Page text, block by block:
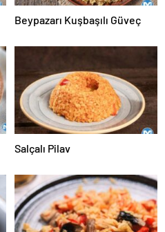
Beypazarı Kuşbaşılı Güveç
Salçalı Pilav